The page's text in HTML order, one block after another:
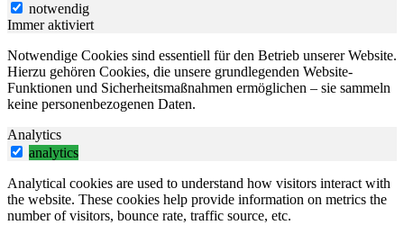
notwendig
Immer aktiviert
Notwendige Cookies sind essentiell für den Betrieb unserer Website.
Hierzu gehören Cookies, die unsere grundlegenden Website-
Funktionen und Sicherheitsmaßnahmen ermöglichen – sie sammeln
keine personenbezogenen Daten.
Analytics
analytics
Analytical cookies are used to understand how visitors interact with
the website. These cookies help provide information on metrics the
number of visitors, bounce rate, traffic source, etc.